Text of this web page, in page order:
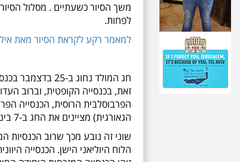
משך הסיור כשעתיים . מסלול
לפחות.
למאמר רקע לקראת הסיור מאת
חג המולד נחוג
זאת, בכנסייה הקופטית, וברוב
הפרבוסלבית הרוסית, הכנסייה
הגאורגית) מציינים את החג ב-7 בינואר.
שוני זה נובע מכך שרוב הכנסיות
הלוח היוליאני הישן. הכנסייה